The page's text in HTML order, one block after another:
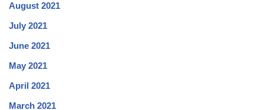
August 2021
July 2021
June 2021
May 2021
April 2021
March 2021